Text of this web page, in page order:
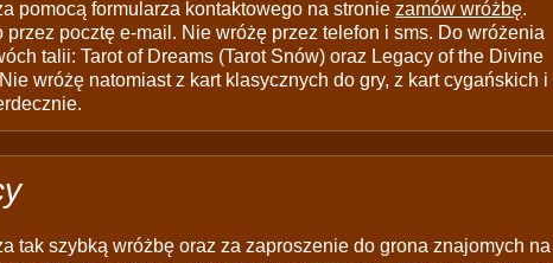
pomocą formularza kontaktowego na stronie zamów wróżbę.
pocztę e-mail. Nie wróżę przez telefon i sms. Do wróżenia
talii: Tarot of Dreams (Tarot Snów) oraz Legacy of the Divine
wróżę natomiast z kart klasycznych do gry, z kart cygańskich i
tak szybką wróżbę oraz za zaproszenie do grona znajomych na